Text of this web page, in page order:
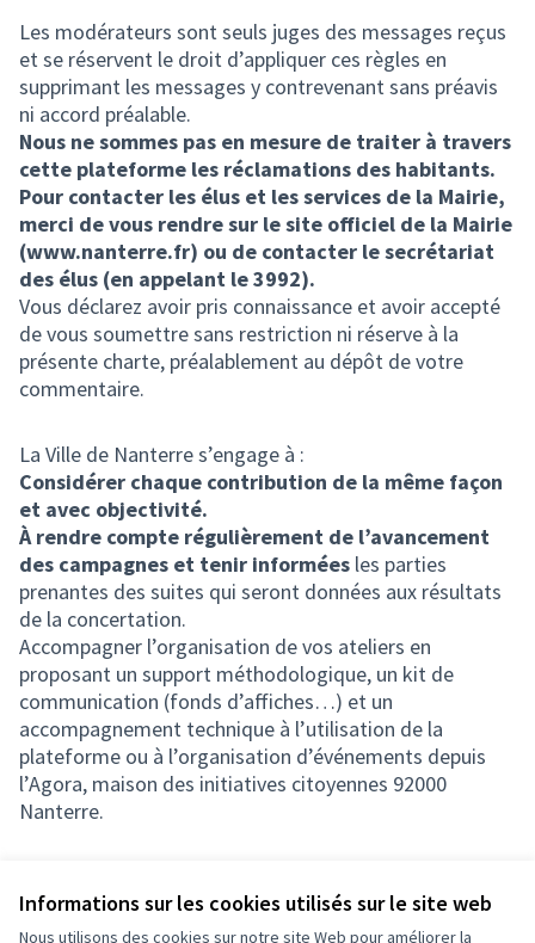
Informations sur les cookies utilisés sur le site web
Nous utilisons des cookies sur notre site Web pour améliorer la
Les modérateurs sont seuls juges des messages reçus
et se réservent le droit d’appliquer ces règles en
supprimant les messages y contrevenant sans préavis
ni accord préalable.
Nous ne sommes pas en mesure de traiter à travers
cette plateforme les réclamations des habitants.
Pour contacter les élus et les services de la Mairie,
merci de vous rendre sur le site officiel de la Mairie
(www.nanterre.fr) ou de contacter le secrétariat
des élus (en appelant le 3992).
Vous déclarez avoir pris connaissance et avoir accepté
de vous soumettre sans restriction ni réserve à la
présente charte, préalablement au dépôt de votre
commentaire.
La Ville de Nanterre s’engage à :
Considérer chaque contribution de la même façon
et avec objectivité.
À rendre compte régulièrement de l’avancement
des campagnes et tenir informées les parties
prenantes des suites qui seront données aux résultats
de la concertation.
Accompagner l’organisation de vos ateliers en
proposant un support méthodologique, un kit de
communication (fonds d’affiches…) et un
accompagnement technique à l’utilisation de la
plateforme ou à l’organisation d’événements depuis
l’Agora, maison des initiatives citoyennes 92000
Nanterre.